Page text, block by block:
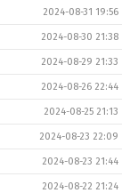
2024-08-31 19:56
2024-08-30 21:38
2024-08-29 21:33
2024-08-26 22:44
2024-08-25 21:13
2024-08-23 22:09
2024-08-23 21:44
2024-08-22 21:24